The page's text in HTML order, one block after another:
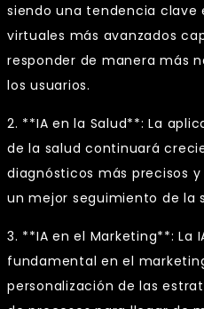
siendo una tendencia clave
virtuales más avanzados
responder de manera más
los usuarios.
2. **IA en la Salud**: La
de la salud continuará
diagnósticos más precisos
un mejor seguimiento de la
3. **IA en el Marketing**: La
fundamental en el
personalización de las